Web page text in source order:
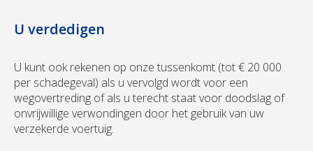
U verdedigen
U kunt ook rekenen op onze tussenkomt (tot € 20 000
per schadegeval) als u vervolgd wordt voor een
wegovertreding of als u terecht staat voor doodslag of
onvrijwillige verwondingen door het gebruik van uw
verzekerde voertuig.